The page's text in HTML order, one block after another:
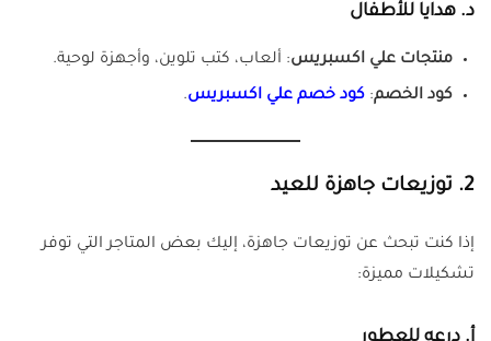
د. هدايا للأطفال
منتجات علي اكسبريس: ألعاب، كتب تلوين، وأجهزة لوحية.
كود الخصم: كود خصم علي اكسبريس.
2. توزيعات جاهزة للعيد
إذا كنت تبحث عن توزيعات جاهزة، إليك بعض المتاجر التي توفر
تشكيلات مميزة: